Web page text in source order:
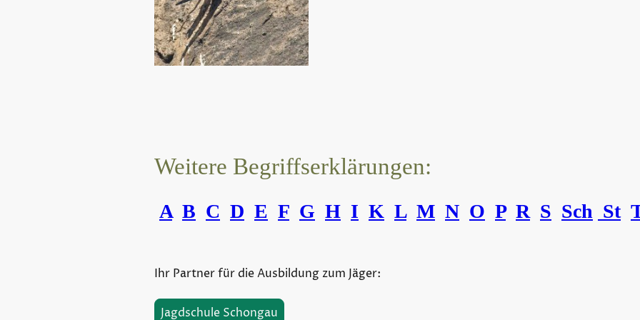
Weitere Begriffserklärungen:
A B C D E F G H I K L M N O P R S Sch St
Ihr Partner für die Ausbildung zum Jäger:
Jagdschule Schongau